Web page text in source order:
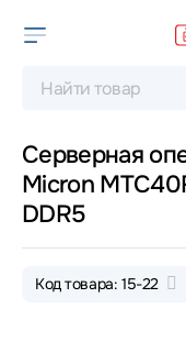
Серверная
Micron
DDR5
Код товара: 15-22